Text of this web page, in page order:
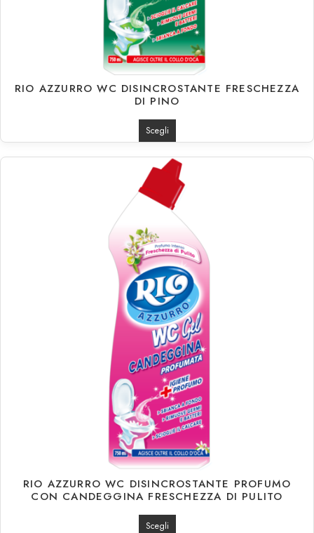
RIO AZZURRO WC DISINCROSTANTE FRESCHEZZA
DI PINO
Scegli
1.37 €19.73
RIO AZZURRO WC DISINCROSTANTE PROFUMO
CON CANDEGGINA FRESCHEZZA DI PULITO
Scegli